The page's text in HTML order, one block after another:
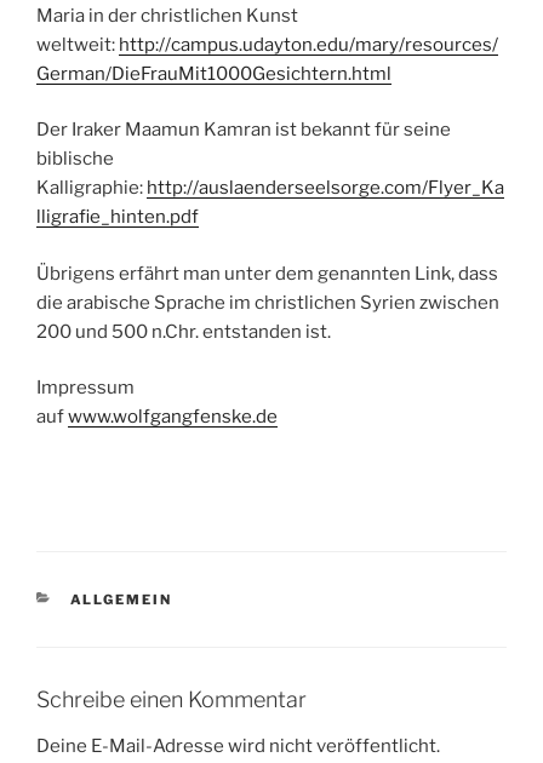
Maria in der christlichen Kunst
weltweit: http://campus.udayton.edu/mary/resources/
German/DieFrauMit1000Gesichtern.html
Der Iraker Maamun Kamran ist bekannt für seine
biblische
Kalligraphie: http://auslaenderseelsorge.com/Flyer_Ka
lligrafie_hinten.pdf
Übrigens erfährt man unter dem genannten Link, dass
die arabische Sprache im christlichen Syrien zwischen
200 und 500 n.Chr. entstanden ist.
Impressum
aufwww.wolfgangfenske.de
KATEGORIEN
ALLGEMEIN
Schreibe einen Kommentar
Deine E-Mail-Adresse wird nicht veröffentlicht.